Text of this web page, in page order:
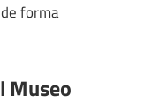
forma
Museo